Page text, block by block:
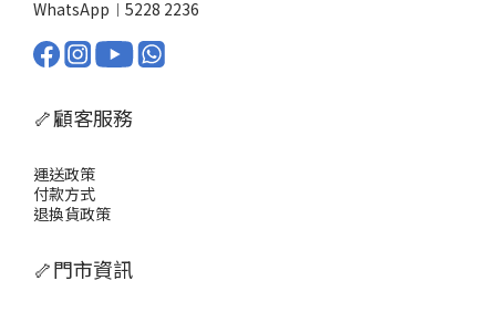
WhatsApp︱ 5228 2236
🦴顧客服務
運送政策
付款方式
退換貨政策
🦴門市資訊